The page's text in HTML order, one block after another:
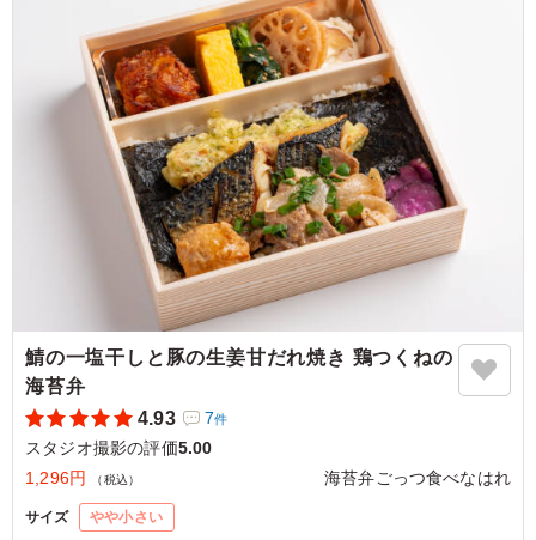
いて葱塩タレとの相性もバツグンでした。ご飯が進む味付
けです。ただでさえメインがこんなに美味しいのに他のお
かずも豊富なのでご飯が足りません！！(笑) とても美味し
かったのでまた注文したいと思います！！
ご利用シーン： ロケ・撮影›スタジオ撮影
東京都豊島区高田2025/05/30
鯖の一塩干しと豚の生姜甘だれ焼き 鶏つくねの
海苔弁
4.93
7件
スタジオ撮影の評価5.00
1,296円
（税込） 海苔弁ごっつ食べなはれ
サイズ やや小さい